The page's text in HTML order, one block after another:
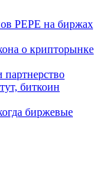
PEPE на биржах
о крипторынке
партнерство
биткоин
биржевые